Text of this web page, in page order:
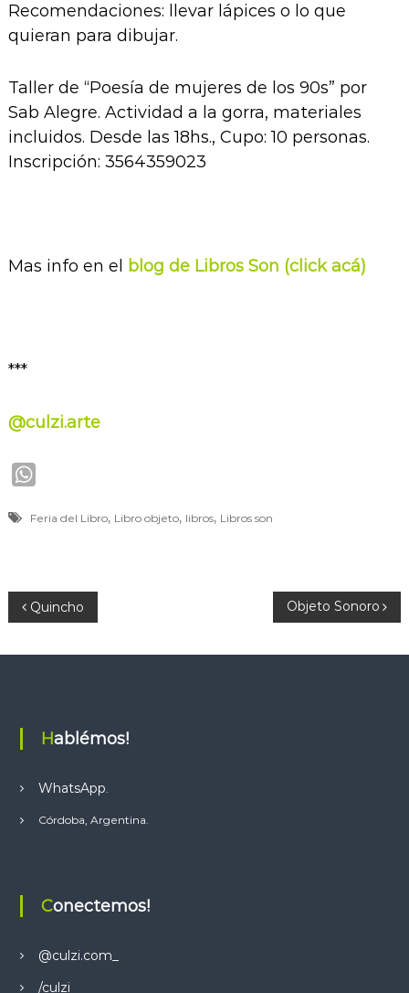
Recomendaciones: llevar lápices o lo que
quieran para dibujar.
Taller de “Poesía de mujeres de los 90s” por
Sab Alegre. Actividad a la gorra, materiales
incluidos. Desde las 18hs., Cupo: 10 personas.
Inscripción: 3564359023
Mas info en el blog de Libros Son (click acá)
***
@culzi.arte
a
A
p
Feria del Libro, Libro objeto, libros, Libros son
N
a
e
a
n
Quincho Objeto Sonoro
Hablémos!
WhatsApp
Córdoba, Argentina.
Conectemos!
@culzi.com_
/culzi